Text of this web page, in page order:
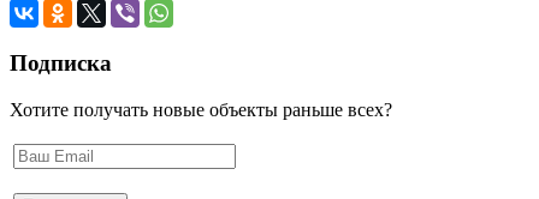
Подписка
Хотите получать новые объекты раньше всех?